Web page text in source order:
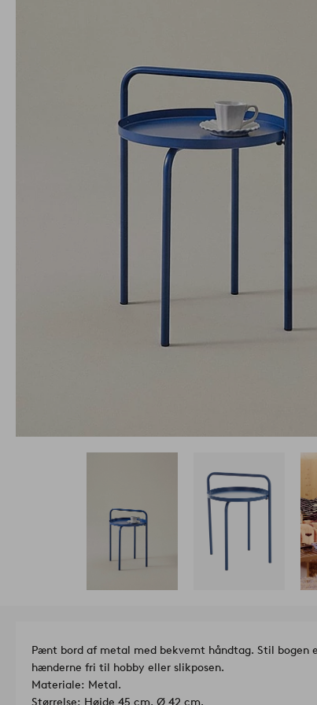
Pænt bord af metal med bekvemt håndtag. Stil bogen
hænderne fri til hobby eller slikposen.
Materiale: Metal.
Størrelse: Højde 45 cm, Ø 42 cm.